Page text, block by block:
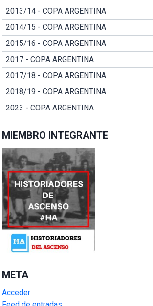
2013/14 - COPA ARGENTINA
2014/15 - COPA ARGENTINA
2015/16 - COPA ARGENTINA
2017 - COPA ARGENTINA
2017/18 - COPA ARGENTINA
2018/19 - COPA ARGENTINA
2023 - COPA ARGENTINA
MIEMBRO INTEGRANTE
META
Acceder